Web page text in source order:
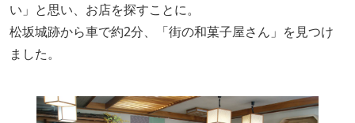
い」と思い、お店を探すことに。
松坂城跡から車で約2分、「街の和菓子屋さん」を見つけ
ました。